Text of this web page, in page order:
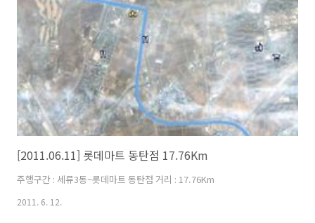
[2011.06.11] 롯데마트 동탄점 17.76Km
주행구간 : 세류3동~롯데마트 동탄점 거리 : 17.76Km
2011. 6. 12.